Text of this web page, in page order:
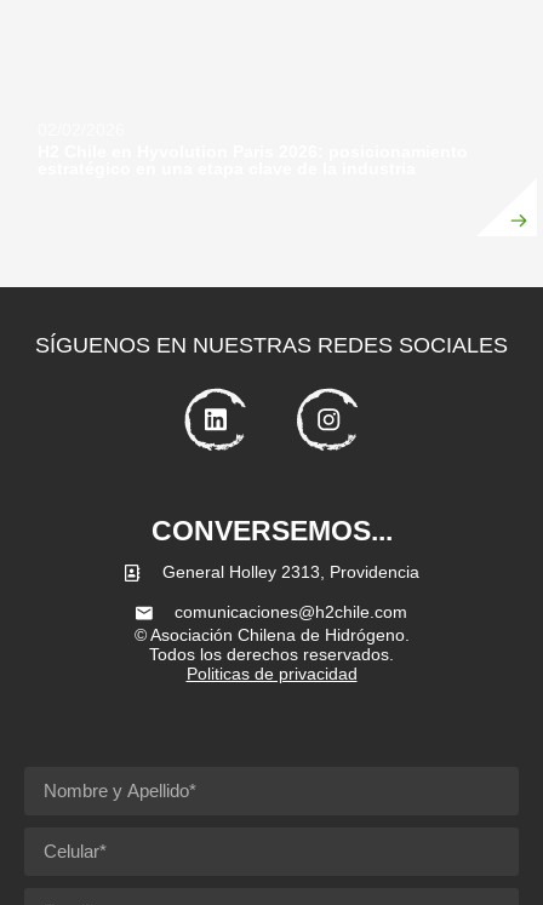
SÍGUENOS EN NUESTRAS REDES SOCIALES
CONVERSEMOS...
General Holley 2313, Providencia
comunicaciones@h2chile.com
© Asociación Chilena de Hidrógeno.
Todos los derechos reservados.
Politicas de privacidad